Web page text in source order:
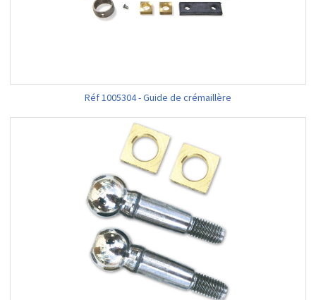
Réf 1005304 - Guide de crémaillère